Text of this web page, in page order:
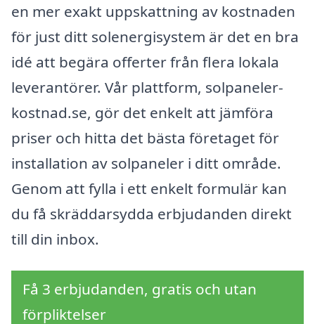
en mer exakt uppskattning av kostnaden
för just ditt solenergisystem är det en bra
idé att begära offerter från flera lokala
leverantörer. Vår plattform, solpaneler-
kostnad.se, gör det enkelt att jämföra
priser och hitta det bästa företaget för
installation av solpaneler i ditt område.
Genom att fylla i ett enkelt formulär kan
du få skräddarsydda erbjudanden direkt
till din inbox.
Få 3 erbjudanden, gratis och utan
förpliktelser